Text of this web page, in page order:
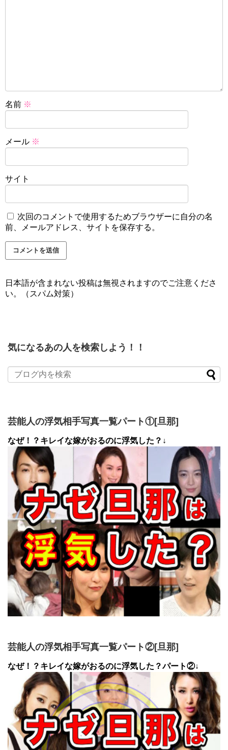
名前 ※
メール ※
サイト
次回のコメントで使用するためブラウザーに自分の名
前、メールアドレス、サイトを保存する。
日本語が含まれない投稿は無視されますのでご注意くださ
い。（スパム対策）
気になるあの人を検索しよう！！
芸能人の浮気相手写真一覧パート①[旦那]
なぜ！？キレイな嫁がおるのに浮気した？↓
芸能人の浮気相手写真一覧パート②[旦那]
なぜ！？キレイな嫁がおるのに浮気した？パート②↓